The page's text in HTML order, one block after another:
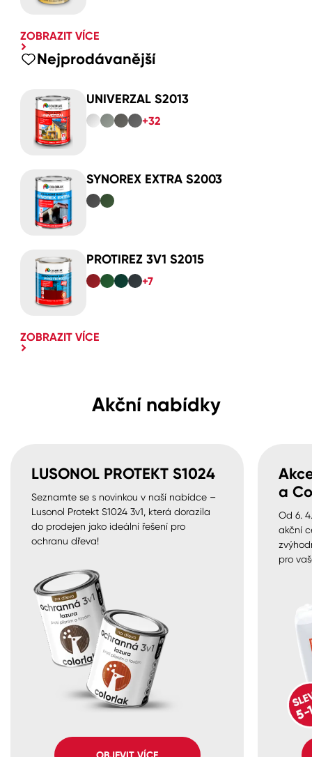
ZOBRAZIT VÍCE
Nejprodávanější
UNIVERZAL S2013
+32
SYNOREX EXTRA S2003
PROTIREZ 3V1 S2015
+7
ZOBRAZIT VÍCE
Akční nabídky
LUSONOL PROTEKT S1024
Seznamte se s novinkou v naší nabídce –
Lusonol Protekt S1024 3v1, která dorazila
do prodejen jako ideální řešení pro
ochranu dřeva!
a
Od 6.
akční
pro